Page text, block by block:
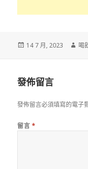
發
14 7 月, 2023
作
喝
發佈留言
發佈留言必須填寫的電子
留言 *